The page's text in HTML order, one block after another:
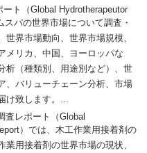
ート（Global Hydrotherapeutor
パの世界市場について調査・
界市場動向、世界市場規模、
メリカ、中国、ヨーロッパな
析（種類別、用途別など）、世
、バリューチェーン分析、市場
け致します。...
査レポート（Global
）では、木工作業用接着剤の
用接着剤の世界市場の現状、